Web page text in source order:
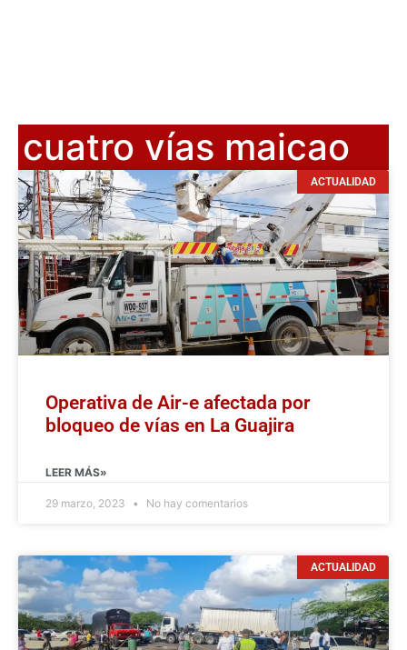
cuatro vías maicao
ACTUALIDAD
Operativa de Air-e afectada por
bloqueo de vías en La Guajira
LEER MÁS»
29 marzo, 2023 No hay comentarios
ACTUALIDAD